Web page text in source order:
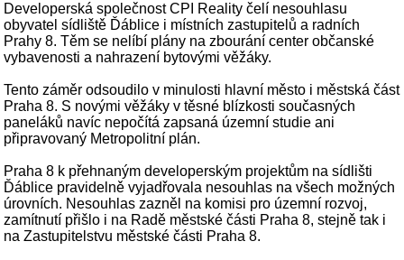
Developerská společnost CPI Reality čelí nesouhlasu
obyvatel sídliště Ďáblice i místních zastupitelů a radních
Prahy 8. Těm se nelíbí plány na zbourání center občanské
vybavenosti a nahrazení bytovými věžáky.
Tento záměr odsoudilo v minulosti hlavní město i městská část
Praha 8. S novými věžáky v těsné blízkosti současných
paneláků navíc nepočítá zapsaná územní studie ani
připravovaný Metropolitní plán.
Praha 8 k přehnaným developerským projektům na sídlišti
Ďáblice pravidelně vyjadřovala nesouhlas na všech možných
úrovních. Nesouhlas zazněl na komisi pro územní rozvoj,
zamítnutí přišlo i na Radě městské části Praha 8, stejně tak i
na Zastupitelstvu městské části Praha 8.